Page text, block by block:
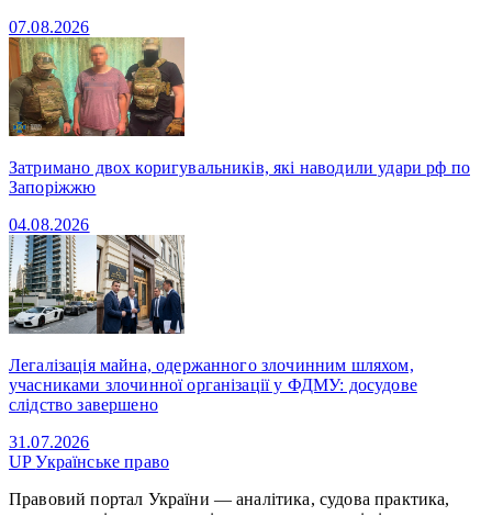
07.08.2026
Затримано двох коригувальників, які наводили удари рф по
Запоріжжю
04.08.2026
Легалізація майна, одержанного злочинним шляхом,
учасниками злочинної організації у ФДМУ: досудове
слідство завершено
31.07.2026
UPУкраїнське право
Правовий портал України — аналітика, судова практика,